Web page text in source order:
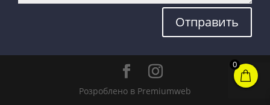
Отправить
Розроблено в Premiumweb
0